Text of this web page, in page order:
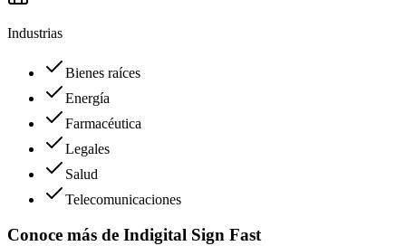
Industrias
Bienes raíces
Energía
Farmacéutica
Legales
Salud
Telecomunicaciones
Conoce más de Indigital Sign Fast